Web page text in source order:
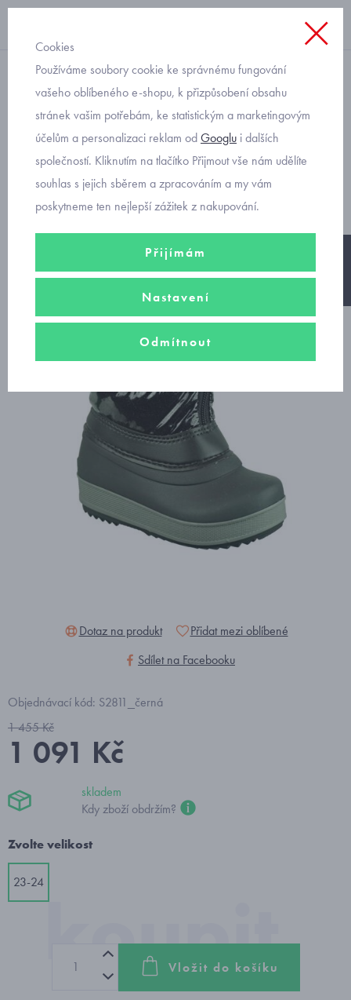
dívčí sněhule
Olang Bingo baby Ice 181
nero zimní sněhule pro
holčičky
-25%
Dotaz na produkt
Přidat mezi oblíbené
Sdílet na Facebooku
Objednávací kód: S2811_černá
1 455 Kč
1 091 Kč
skladem
Kdy zboží obdržím?
Zvolte velikost
23-24
Vložit do košíku
Cookies
Používáme soubory cookie ke správnému fungování
vašeho oblíbeného e-shopu, k přizpůsobení obsahu
stránek vašim potřebám, ke statistickým a marketingovým
účelům a personalizaci reklam odGooglu i dalších
společností. Kliknutím na tlačítko Přijmout vše nám udělíte
souhlas s jejich sběrem a zpracováním a my vám
poskytneme ten nejlepší zážitek z nakupování.
Přijímám
Nastavení
Odmítnout